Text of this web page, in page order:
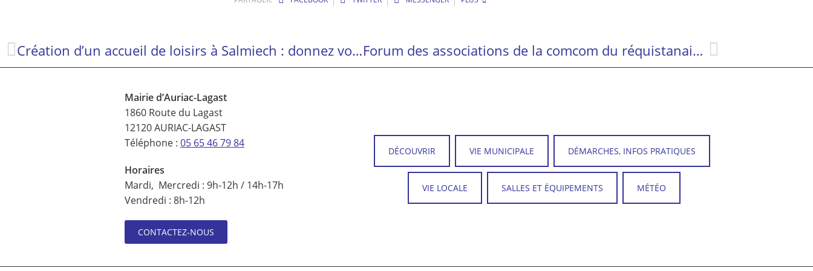
Création d’un accueil de loisirs à Salmiech : donnez votre avis Forum des associations de la comcom du réquistanais le 5 septembre
Mairie d’Auriac-Lagast
1860 Route du Lagast
12120 AURIAC-LAGAST
Téléphone : 05 65 46 79 84
Horaires
Mardi, Mercredi : 9h-12h / 14h-17h
Vendredi : 8h-12h
CONTACTEZ-NOUS
DÉCOUVRIR VIE MUNICIPALE DÉMARCHES, INFOS PRATIQUES
VIE LOCALE SALLES ET ÉQUIPEMENTS MÉTÉO